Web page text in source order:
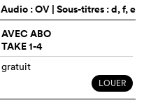
Audio :OV | Sous-titres : d, f, e
AVEC ABO
TAKE 1-4
gratuit
LOUER